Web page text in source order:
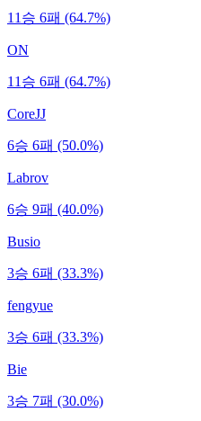
11승 6패 (64.7%)
ON
11승 6패 (64.7%)
CoreJJ
6승 6패 (50.0%)
Labrov
6승 9패 (40.0%)
Busio
3승 6패 (33.3%)
fengyue
3승 6패 (33.3%)
Bie
3승 7패 (30.0%)